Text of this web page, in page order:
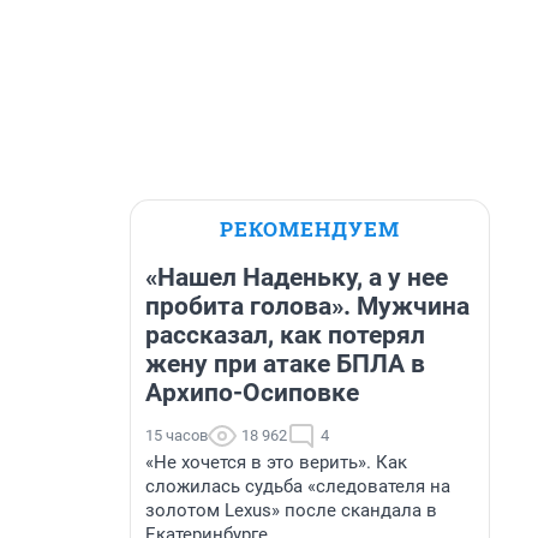
РЕКОМЕНДУЕМ
«Нашел Наденьку, а у нее
пробита голова». Мужчина
рассказал, как потерял
жену при атаке БПЛА в
Архипо-Осиповке
15 часов 18 962 4
«Не хочется в это верить». Как
сложилась судьба «следователя на
золотом Lexus» после скандала в